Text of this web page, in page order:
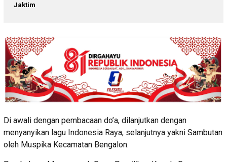
Jaktim
Di awali dengan pembacaan do’a, dilanjutkan dengan
menyanyikan lagu Indonesia Raya, selanjutnya yakni Sambutan
oleh Muspika Kecamatan Bengalon.